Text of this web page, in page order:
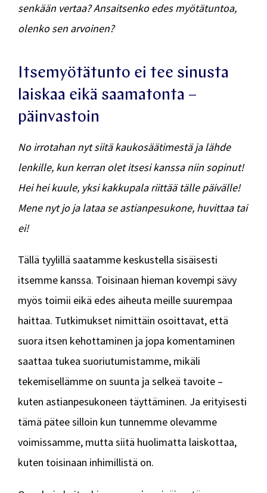
senkään vertaa? Ansaitsenko edes myötätuntoa,
olenko sen arvoinen?
Itsemyötätunto ei tee sinusta
laiskaa eikä saamatonta –
päinvastoin
No irrotahan nyt siitä kaukosäätimestä ja lähde
lenkille, kun kerran olet itsesi kanssa niin sopinut!
Hei hei kuule, yksi kakkupala riittää tälle päivälle!
Mene nyt jo ja lataa se astianpesukone, huvittaa tai
ei!
Tällä tyylillä saatamme keskustella sisäisesti
itsemme kanssa. Toisinaan hieman kovempi sävy
myös toimii eikä edes aiheuta meille suurempaa
haittaa. Tutkimukset nimittäin osoittavat, että
suora itsen kehottaminen ja jopa komentaminen
saattaa tukea suoriutumistamme, mikäli
tekemisellämme on suunta ja selkeä tavoite –
kuten astianpesukoneen täyttäminen. Ja erityisesti
tämä pätee silloin kun tunnemme olevamme
voimissamme, mutta siitä huolimatta laiskottaa,
kuten toisinaan inhimillistä on.